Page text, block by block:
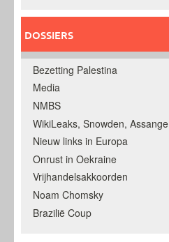
DOSSIERS
Bezetting Palestina
Media
NMBS
WikiLeaks, Snowden, Assange
Nieuw links in Europa
Onrust in Oekraine
Vrijhandelsakkoorden
Noam Chomsky
Brazilië Coup